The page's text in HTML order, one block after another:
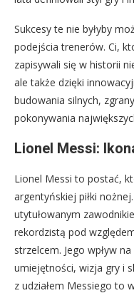
Sukcesy te nie byłyby
podejścia trenerów. Ci,
zapisywali się w historii
ale także dzięki
budowania silnych,
pokonywania
Lionel Messi:
Lionel Messi to postać,
argentyńskiej piłki
utytułowanym
rekordzistą pod
strzelcem. Jego wpływ
umiejętności, wizja gry i
z udziałem Messiego to